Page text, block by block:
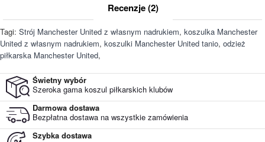
Recenzje (2)
Tagi: Strój Manchester United z własnym nadrukiem, koszulka Manchester
United z własnym nadrukiem, koszulki Manchester United tanio, odzież
piłkarska Manchester United,
Świetny wybór
Szeroka gama koszul piłkarskich klubów
Darmowa dostawa
Bezpłatna dostawa na wszystkie zamówienia
Szybka dostawa